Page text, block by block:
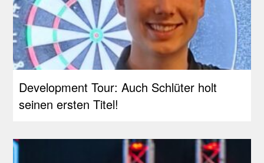
Development Tour: Auch Schlüter holt
seinen ersten Titel!